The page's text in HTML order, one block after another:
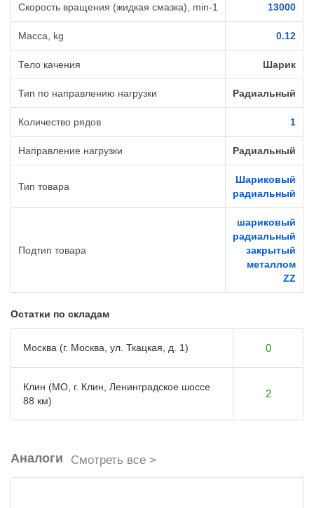
Скорость вращения (жидкая смазка), min-1 13000
Масса, kg 0.12
Тело качения Шарик
Тип по направлению нагрузки Радиальный
Количество рядов 1
Направление нагрузки Радиальный
Тип товара
Шариковый
радиальный
Подтип товара
шариковый
радиальный
закрытый
металлом
ZZ
Остатки по складам
Москва (г. Москва, ул. Ткацкая, д. 1) 0
Клин (МО, г. Клин, Ленинградское шоссе
88 км)
2
Аналоги Смотреть все >